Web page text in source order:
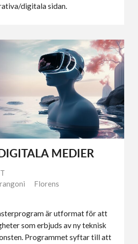
digitala sidan.
MEDIER
Florens
är utformat för att
som erbjuds av ny teknisk
Programmet syftar till att